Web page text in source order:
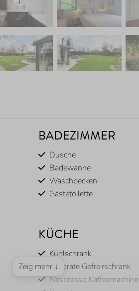
BADEZIMMER
Dusche
Badewanne
Waschbecken
Gästetoilette
KÜCHE
Kühlschrank
Separate Gefreirschrank
Nespresso Kaffeemachine
Zeig mehr ↓